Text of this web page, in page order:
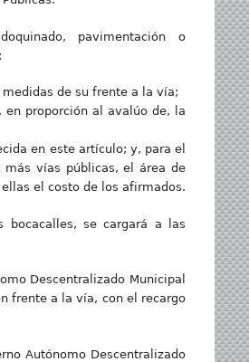
pavimentación o
de su frente a la vía;
en proporción al avalúo de, la
en este artículo; y, para el
vías públicas, el área de
el costo de los afirmados.
bocacalles, se cargará a las
Descentralizado Municipal
frente a la vía, con el recargo
Autónomo Descentralizado